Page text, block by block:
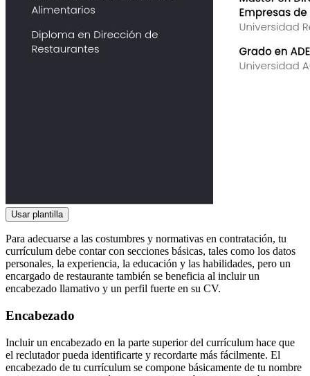
Usar plantilla
Para adecuarse a las costumbres y normativas en contratación, tu
currículum debe contar con secciones básicas, tales como los datos
personales, la experiencia, la educación y las habilidades, pero un
encargado de restaurante también se beneficia al incluir un
encabezado llamativo y un perfil fuerte en su CV.
Encabezado
Incluir un encabezado en la parte superior del currículum hace que
el reclutador pueda identificarte y recordarte más fácilmente. El
encabezado de tu currículum se compone básicamente de tu nombre